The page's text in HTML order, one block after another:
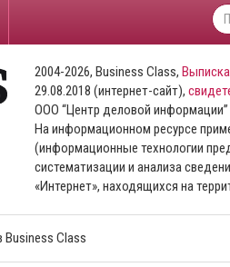
2004-2026, Business Class,
29.08.2018 (интернет-сайт),
ООО “Центр деловой информации”
На информационном ресурсе
(информационные технологии
систематизации и анализа
«Интернет», находящихся на
Business Class